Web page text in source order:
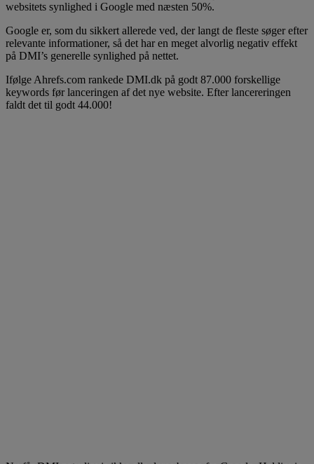
websitets synlighed i Google med næsten 50%.
Google er, som du sikkert allerede ved, der langt de fleste søger efter
relevante informationer, så det har en meget alvorlig negativ effekt
på DMI’s generelle synlighed på nettet.
Ifølge Ahrefs.com rankede DMI.dk på godt 87.000 forskellige
keywords før lanceringen af det nye website. Efter lancereringen
faldt det til godt 44.000!